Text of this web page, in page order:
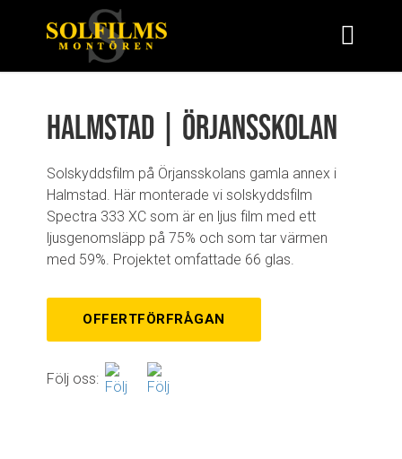
Halmstad | Örjansskolan
Solskyddsfilm på Örjansskolans gamla annex i
Halmstad. Här monterade vi solskyddsfilm
Spectra 333 XC som är en ljus film med ett
ljusgenomsläpp på 75% och som tar värmen
med 59%. Projektet omfattade 66 glas.
OFFERTFÖRFRÅGAN
Följ oss: